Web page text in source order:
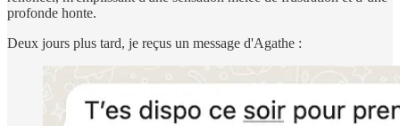
profonde honte.
Deux jours plus tard, je reçus un message d'Agathe :